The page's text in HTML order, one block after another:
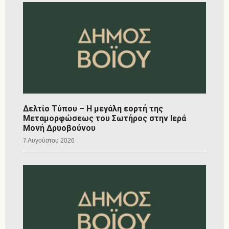
Δελτίο Τύπου – Η μεγάλη εορτή της
Μεταμορφώσεως του Σωτήρος στην Ιερά
Μονή Δρυοβούνου
7 Αυγούστου 2026